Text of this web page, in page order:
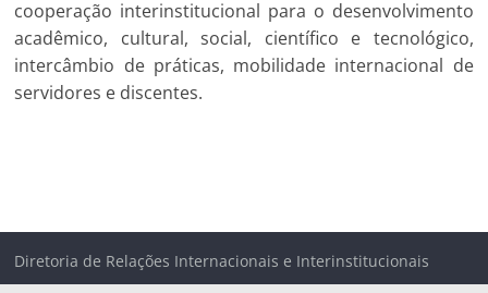
cooperação interinstitucional para o desenvolvimento
acadêmico, cultural, social, científico e tecnológico,
intercâmbio de práticas, mobilidade internacional de
servidores e discentes.
Diretoria de Relações Internacionais e Interinstitucionais